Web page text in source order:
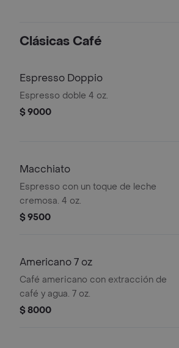
Clásicas Café
Espresso Doppio
Espresso doble 4 oz.
$ 9000
Macchiato
Espresso con un toque de leche
cremosa. 4 oz.
$ 9500
Americano 7 oz
Café americano con extracción de
café y agua. 7 oz.
$ 8000